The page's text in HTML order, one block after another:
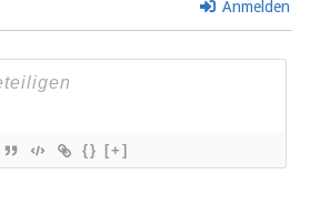
Anmelden
{} [+]